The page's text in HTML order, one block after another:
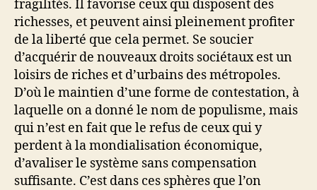
fragilités. Il favorise ceux qui disposent des
richesses, et peuvent ainsi pleinement profiter
de la liberté que cela permet. Se soucier
d’acquérir de nouveaux droits sociétaux est un
loisirs de riches et d’urbains des métropoles.
D’où le maintien d’une forme de contestation, à
laquelle on a donné le nom de populisme, mais
qui n’est en fait que le refus de ceux qui y
perdent à la mondialisation économique,
d’avaliser le système sans compensation
suffisante. C’est dans ces sphères que l’on